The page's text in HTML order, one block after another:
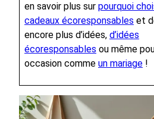
en savoir plus sur pourquoi
cadeaux écoresponsables et
encore plus d’idées, d’idées
écoresponsables ou même
occasion comme un mariage !